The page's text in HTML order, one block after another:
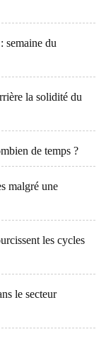
semaine du
la solidité du
de temps ?
malgré une
les cycles
le secteur